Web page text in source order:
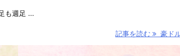
も週足 ...
記事を読む 豪ド